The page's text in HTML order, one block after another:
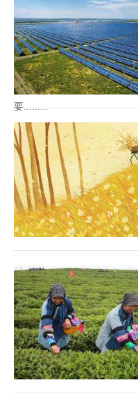
要.........